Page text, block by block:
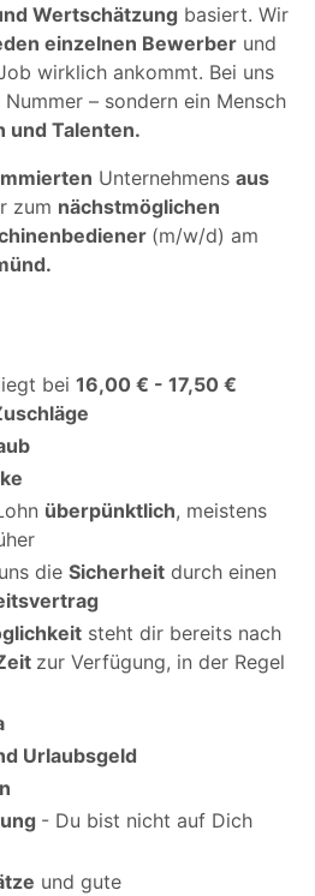
Wertschätzung basiert. Wir
einzelnen Bewerber und
wirklich ankommt. Bei uns
– sondern ein Mensch
und Talenten.
Unternehmens aus
zum nächstmöglichen
(m/w/d) am
bei 16,00 € - 17,50 €
überpünktlich, meistens
die Sicherheit durch einen
steht dir bereits nach
zur Verfügung, in der Regel
Urlaubsgeld
- Du bist nicht auf Dich
und gute